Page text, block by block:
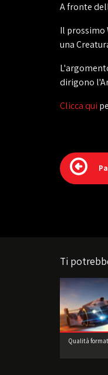
A fronte
Il prossimo
una
dirigono
‎Clicca qui
Ti
Qualità